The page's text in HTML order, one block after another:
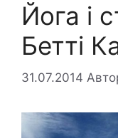
Йога і
Бетті
31.07.2014